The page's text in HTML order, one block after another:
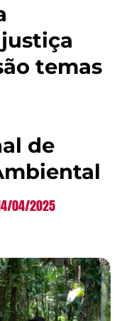
temas
de
04/2025